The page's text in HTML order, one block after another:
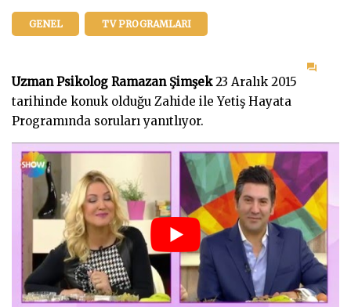
GENEL TV PROGRAMLARI
Ne
ile
Yetiş
Uzman Psikolog Ramazan Şimşek23 Aralık 2015
tarihinde konuk olduğu Zahide ile Yetiş Hayata
Programında soruları yanıtlıyor.